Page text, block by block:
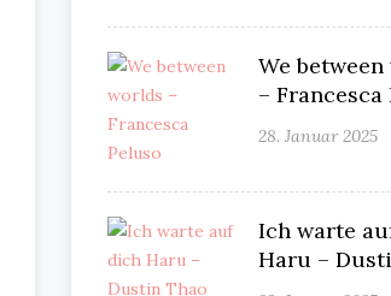
We
– Francesca
28. Januar 2025
Ich warte
Haru –